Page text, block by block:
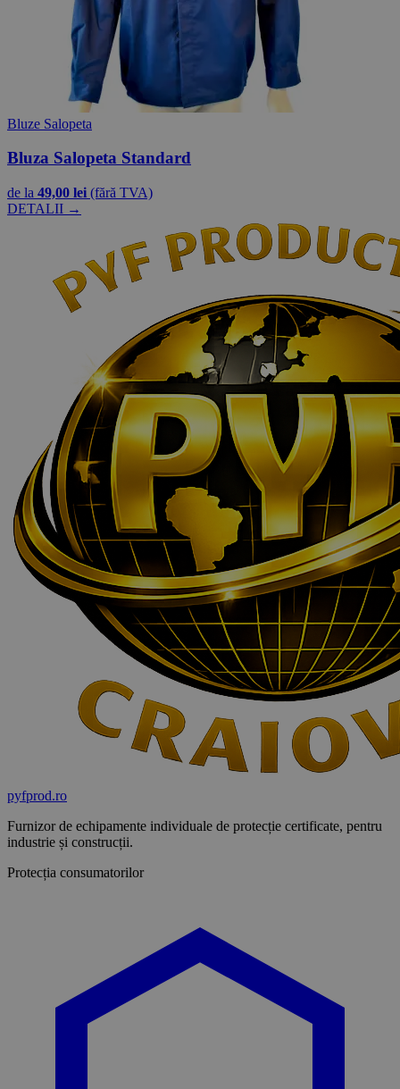
Bluze Salopeta
Bluza Salopeta Standard
de la 49,00 lei (fără TVA)
DETALII →
pyfprod.ro
Furnizor de echipamente individuale de protecție certificate, pentru
industrie și construcții.
Protecția consumatorilor